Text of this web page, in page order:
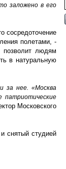
заложено в его
сосредоточение
полетами, -
позволит людям
в натуральную
за нее. «Москва
патриотические
Московского
снятый студией